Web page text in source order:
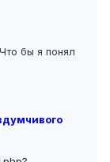
бы я понял